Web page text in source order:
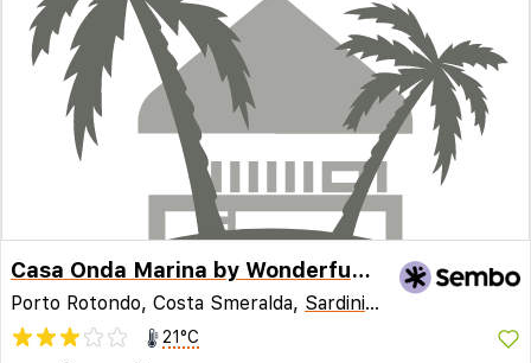
Casa Onda Marina by Wonderful Italy
Porto Rotondo, Costa Smeralda, Sardinien
21°C